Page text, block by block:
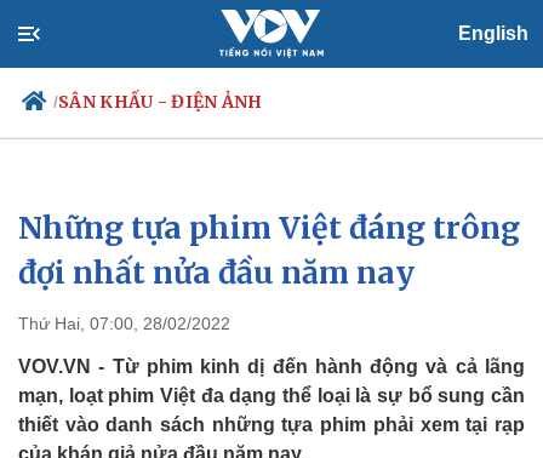
English
/SÂN KHẤU - ĐIỆN ẢNH
Chính trị
Đảng
Tổ chức nhân sự
Nhận diện sự thật
Xã hội
Tin 24h
Dự báo thời tiết
Việc làm
Biển đảo
Những tựa phim Việt đáng trông
đợi nhất nửa đầu năm nay
Thứ Hai, 07:00, 28/02/2022
VOV.VN - Từ phim kinh dị đến hành động và cả lãng
mạn, loạt phim Việt đa dạng thể loại là sự bổ sung cần
thiết vào danh sách những tựa phim phải xem tại rạp
của khán giả nửa đầu năm nay.